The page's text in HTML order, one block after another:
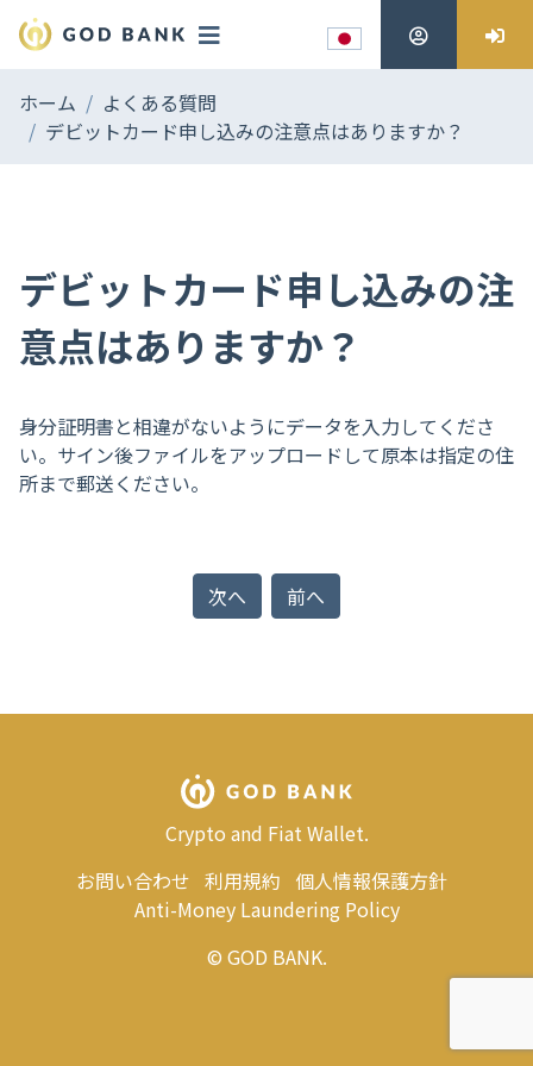
ホーム
よくある質問
デビットカード申し込みの注意点はありますか？
デビットカード申し込みの注
意点はありますか？
身分証明書と相違がないようにデータを入力してくださ
い。サイン後ファイルをアップロードして原本は指定の住
所まで郵送ください。
次へ 前へ
Crypto and Fiat Wallet.
お問い合わせ 利用規約 個人情報保護方針
Anti-Money Laundering Policy
© GOD BANK.